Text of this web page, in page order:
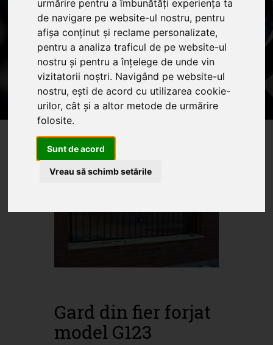
urmărire pentru a îmbunătăți experiența ta
de navigare pe website-ul nostru, pentru
afișa conținut și reclame personalizate,
pentru a analiza traficul de pe website-ul
nostru și pentru a înțelege de unde vin
vizitatorii noștri. Navigând pe website-ul
nostru, ești de acord cu utilizarea cookie-
urilor, cât și a altor metode de urmărire
folosite.
Sunt de acord
Vreau să schimb setările
Home Produse Oferte
Servicii
Articole
Oferte promotionale si
produse din fier forjat
Gard din fier forjat
model G123